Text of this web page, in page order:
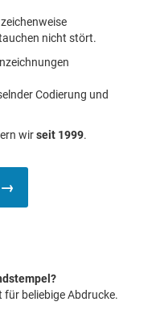
nicht stört.
Codierung und
wirseit 1999.
→
beliebige Abdrucke.